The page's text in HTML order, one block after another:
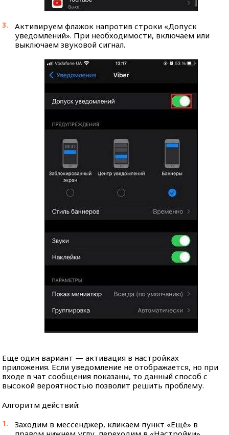
Активируем флажок напротив строки «Допуск
уведомлений». При необходимости, включаем или
выключаем звуковой сигнал.
Еще один вариант — активация в настройках
приложения. Если уведомление не отображается, но при
входе в чат сообщения показаны, то данный способ с
высокой вероятностью позволит решить проблему.
Алгоритм действий:
Заходим в мессенджер, кликаем пункт «Ещё» в